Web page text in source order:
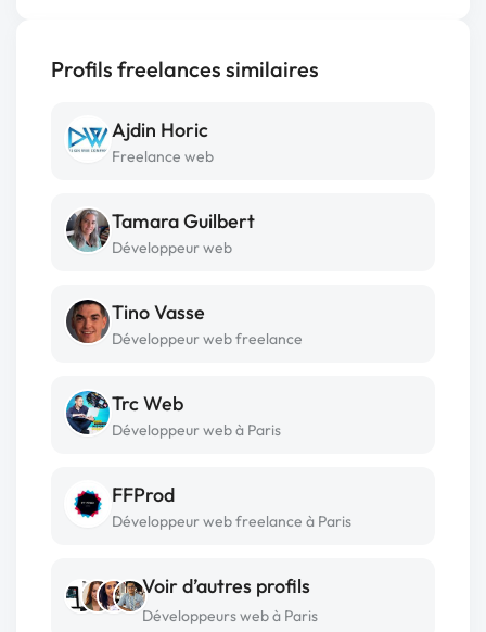
Profils freelances similaires
Ajdin Horic
Freelance web
Tamara Guilbert
Développeur web
Tino Vasse
Développeur web freelance
Trc Web
Développeur web à Paris
FFProd
Développeur web freelance à Paris
Voir d’autres profils
Développeurs web à Paris